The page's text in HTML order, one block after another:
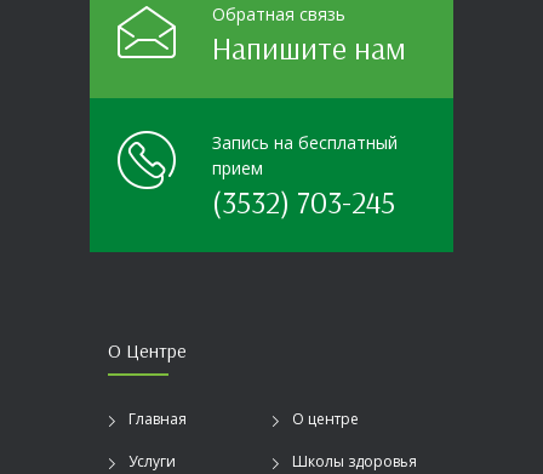
Обратная связь
Напишите нам
Запись на бесплатный
прием
(3532) 703-245
О Центре
Главная О центре
Услуги Школы здоровья